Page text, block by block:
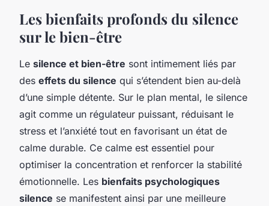
Les bienfaits profonds du silence
sur le bien-être
Le silence et bien-être sont intimement liés par
des effets du silence qui s’étendent bien au-delà
d’une simple détente. Sur le plan mental, le silence
agit comme un régulateur puissant, réduisant le
stress et l’anxiété tout en favorisant un état de
calme durable. Ce calme est essentiel pour
optimiser la concentration et renforcer la stabilité
émotionnelle. Les bienfaits psychologiques
silence se manifestent ainsi par une meilleure